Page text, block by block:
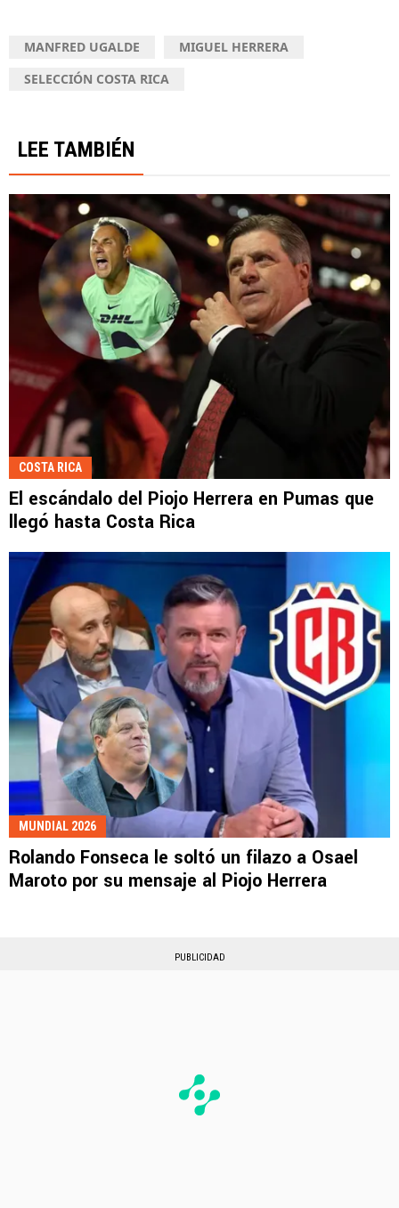
MANFRED UGALDE
MIGUEL HERRERA
SELECCIÓN COSTA RICA
LEE TAMBIÉN
COSTA RICA
El escándalo del Piojo Herrera en Pumas que
llegó hasta Costa Rica
MUNDIAL 2026
Rolando Fonseca le soltó un filazo a Osael
Maroto por su mensaje al Piojo Herrera
PUBLICIDAD